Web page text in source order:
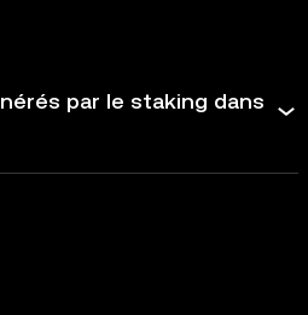
par le staking dans